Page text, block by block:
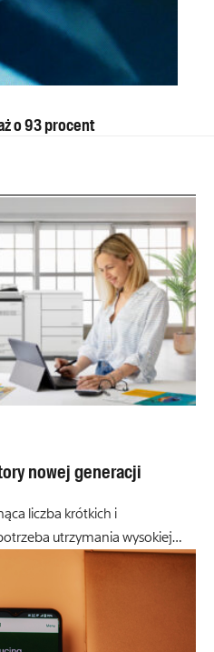
o 93 procent
nowej generacji
liczba krótkich i
utrzymania wysokiej…